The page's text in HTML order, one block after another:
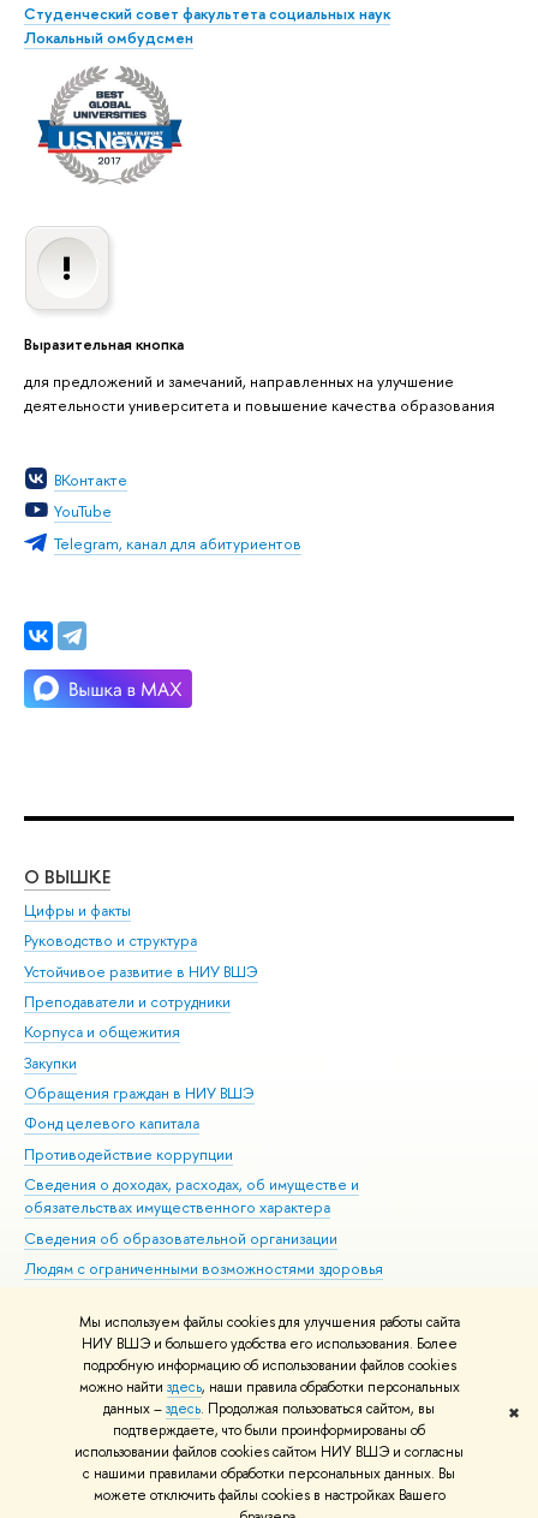
Мы используем файлы cookies для улучшения работы сайта
НИУ ВШЭ и большего удобства его использования. Более
подробную информацию об использовании файлов cookies
можно найти здесь, наши правила обработки персональных
данных –здесь. Продолжая пользоваться сайтом, вы
подтверждаете, что были проинформированы о
использовании файлов cookies сайтом НИУ ВШЭ и согласны
с нашими правилами обработки персональных данных. Вы
можете отключить файлы cookies в настройках Вашего
✖
Студенческий совет факультета социальных наук
Локальный омбудсмен
ыразительная кнопка
для предложений и замечаний, направленных на улучшение
деятельности университета и повышение качества образования
Контакте
YouTube
Telegram, канал для абитуриенто
О ВЫШКЕ
Цифры и факты
Руководство и структура
Устойчивое развитие в НИУ ВШЭ
Преподаватели и сотрудники
Корпуса и общежития
Закупки
Обращения граждан в НИУ ВШЭ
Фонд целевого капитала
Противодействие коррупции
Сведения о доходах, расходах, об имуществе и
обязательствах имущественного характера
Сведения об образовательной организации
Людям с ограниченными возможностями здоровья
Работа в Вышке
© НИУ ВШЭ 1993–2026 Адреса и контакты Условия использования
материало Политика конфиденциальности Карта сайта
Шрифты HSE Sans и HSE Slab разработаныШколе дизайна НИУ ВШЭ